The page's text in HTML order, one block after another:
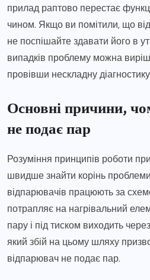
прилад раптово перестає
чином. Якщо ви помітили, що
не поспішайте здавати його в
випадків проблему можна
провівши нескладну
Основні причини,
не подає пар
Розуміння принципів роботи
швидше знайти корінь
відпарювачів працюють за
потрапляє на нагрівальний
пару і під тиском виходить
який збій на цьому шляху
відпарювач не подає пар.